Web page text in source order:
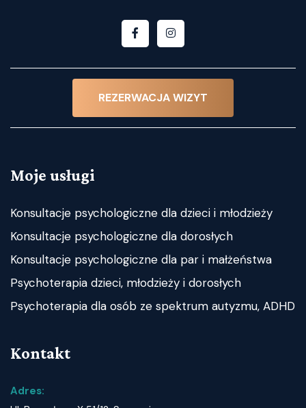
REZERWACJA WIZYT
Moje usługi
Konsultacje psychologiczne dla dzieci i młodzieży
Konsultacje psychologiczne dla dorosłych
Konsultacje psychologiczne dla par i małżeństwa
Psychoterapia dzieci, młodzieży i dorosłych
Psychoterapia dla osób ze spektrum autyzmu, ADHD
Kontakt
Adres: